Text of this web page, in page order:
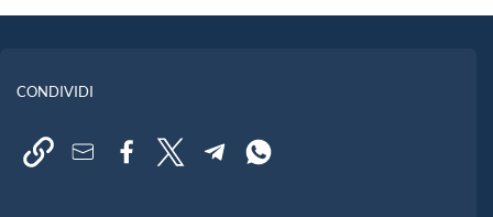
CONDIVIDI